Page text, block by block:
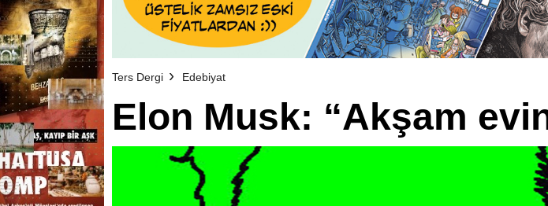
Ters Dergi Edebiyat
Elon Musk: “Akşam